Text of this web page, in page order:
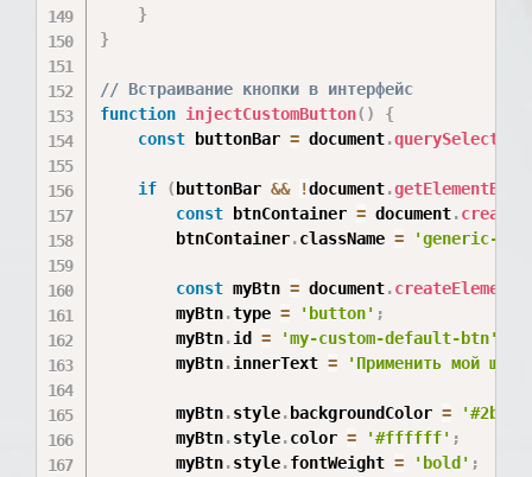
}
}
// Встраивание кнопки в интерфейс
function injectCustomButton( )
{
const buttonBar = document.querySelector
if ( buttonBar && !document.getElementById
const btnContainer = document.
        btnContainer
.className = 'generic-
const myBtn = document.createElement
        myBtn
.type = 'button' ;
        myBtn
.id = 'my-custom-default-btn'
        myBtn
.innerText = 'Применить мой
        myBtn
.style. backgroundColor =
        myBtn
.style.color = '#ffffff' ;
        myBtn
.style.fontWeight = 'bold' ;